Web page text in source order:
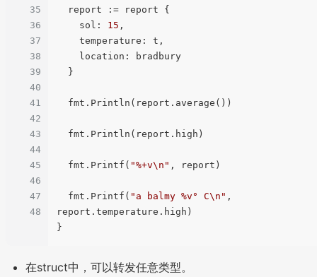
35
36
37
38
39
40
41
42
43
44
45
46
47
48
    sol:
15 ,
  fmt.Printf(
"%+v\n" , report)
  fmt.Printf(
"a balmy %v° C\n" ,
report.temperature.high)
在struct中，可以转发任意类型。